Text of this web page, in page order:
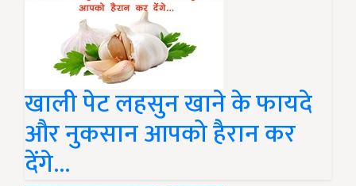
खाली पेट लहसुन खाने के फायदे
और नुकसान आपको हैरान कर
देंगे...